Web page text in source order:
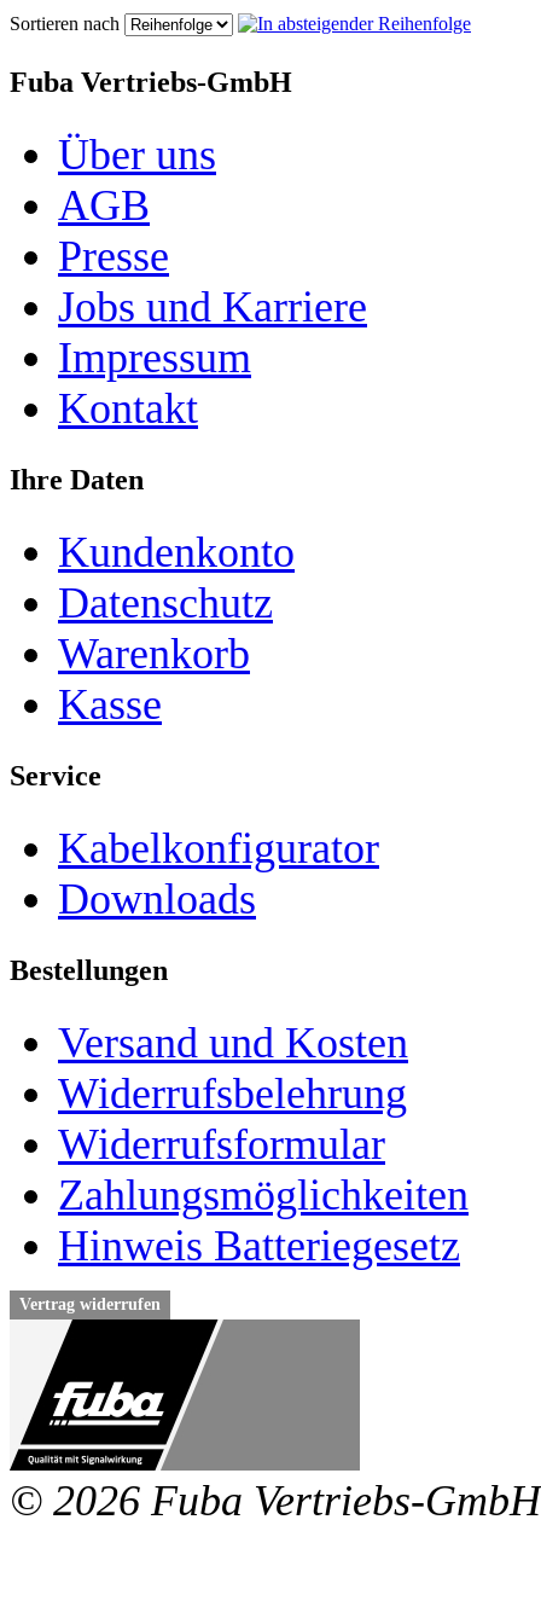
Sortieren nach
Fuba Vertriebs-GmbH
Über uns
AGB
Presse
Jobs und Karriere
Impressum
Kontakt
Ihre Daten
Kundenkonto
Datenschutz
Warenkorb
Kasse
Service
Kabelkonfigurator
Downloads
Bestellungen
Versand und Kosten
Widerrufsbelehrung
Widerrufsformular
Zahlungsmöglichkeiten
Hinweis Batteriegesetz
Vertrag widerrufen
© 2026 Fuba Vertriebs-GmbH